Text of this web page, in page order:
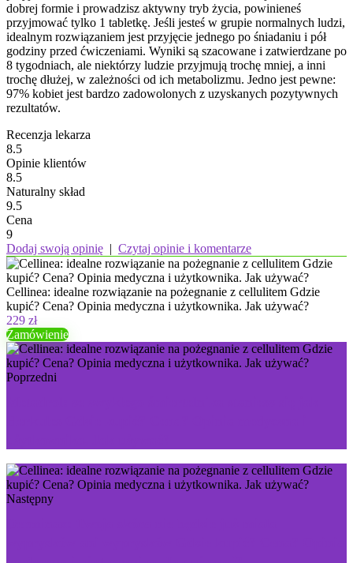
dobrej formie i prowadzisz aktywny tryb życia, powinieneś
przyjmować tylko 1 tabletkę. Jeśli jesteś w grupie normalnych ludzi,
idealnym rozwiązaniem jest przyjęcie jednego po śniadaniu i pół
godziny przed ćwiczeniami. Wyniki są szacowane i zatwierdzane po
8 tygodniach, ale niektórzy ludzie przyjmują trochę mniej, a inni
trochę dłużej, w zależności od ich metabolizmu. Jedno jest pewne:
97% kobiet jest bardzo zadowolonych z uzyskanych pozytywnych
rezultatów.
Recenzja lekarza
8.5
Opinie klientów
8.5
Naturalny skład
9.5
Cena
9
Dodaj swoją opinię | Czytaj opinie i komentarze
Cellinea: idealne rozwiązanie na pożegnanie z cellulitem Gdzie
kupić? Cena? Opinia medyczna i użytkownika. Jak używać?
229 zł
Zamówienie
Poprzedni
Następny